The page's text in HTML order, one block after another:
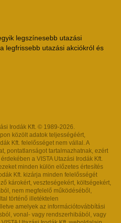
legszínesebb utazási
legfrissebb utazási akciókról és
Irodák Kft. © 1989-2026.
közölt adatok teljességéért,
Kft. felelősséget nem vállal. A
pontatlanságot tartalmazhatnak, ezért
a VISTA Utazási Irodák Kft.
minden külön előzetes értesítés
Kft. kizárja minden felelősségét
károkért, veszteségekért, költségekért,
nem megfelelő működéséből,
történő illetéktelen
amelyek az információtovábbítási
vonal- vagy rendszerhibából, vagy